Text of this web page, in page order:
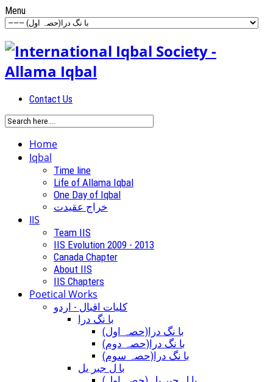
Menu
Contact Us
Home
Iqbal
Time line
Life of Allama Iqbal
One Day of Iqbal
خراج عقیدت
IIS
Team IIS
IIS Evolution 2009 - 2013
Canada Chapter
About IIS
IIS Chapters
Poetical Works
کلیات اقبال - اردو
با نگ درا
(با نگ درا(حصہ اول
(با نگ درا(حصہ دوم
(با نگ درا(حصہ سوم
با ل جبر یل